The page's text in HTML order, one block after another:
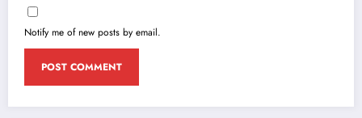
Notify me of new posts by email.